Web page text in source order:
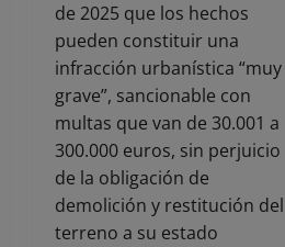
de 2025 que los hechos
pueden constituir una
infracción urbanística “muy
grave”, sancionable con
multas que van de 30.001 a
300.000 euros, sin perjuicio
de la obligación de
demolición y restitución del
terreno a su estado